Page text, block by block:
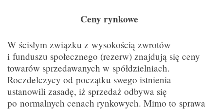
Ceny rynkowe
W ścisłym związku z wysokością zwrotów
i funduszu społecznego (rezerw) znajdują się ceny
towarów sprzedawanych w spółdzielniach.
Roczdelczycy od początku swego istnienia
ustanowili zasadę, iż sprzedaż odbywa się
po normalnych cenach rynkowych. Mimo to sprawa